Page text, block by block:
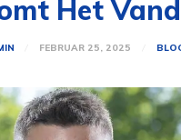
Het
FEBRUAR 25, 2025